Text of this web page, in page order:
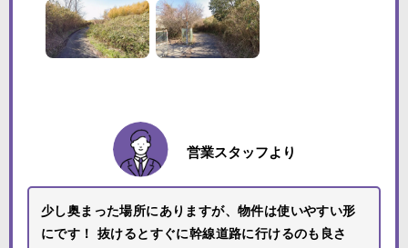
営業スタッフより
少し奥まった場所にありますが、物件は使いやすい形
にです！ 抜けるとすぐに幹線道路に行けるのも良さ